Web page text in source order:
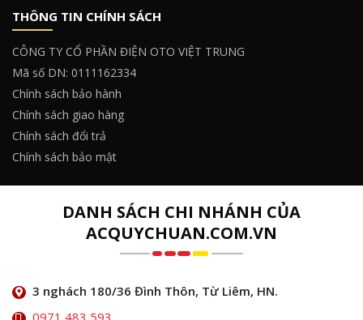
THÔNG TIN CHÍNH SÁCH
CÔNG TY CỔ PHẦN ĐIỆN OTO VIỆT TRUNG
Mã số DN: 0111162334
Chính sách bảo hành
Chính sách giao hàng
Chính sách đổi trả
Chính sách bảo mật
DANH SÁCH CHI NHÁNH CỦA
ACQUYCHUAN.COM.VN
3 nghách 180/36 Đình Thôn, Từ Liêm, HN.